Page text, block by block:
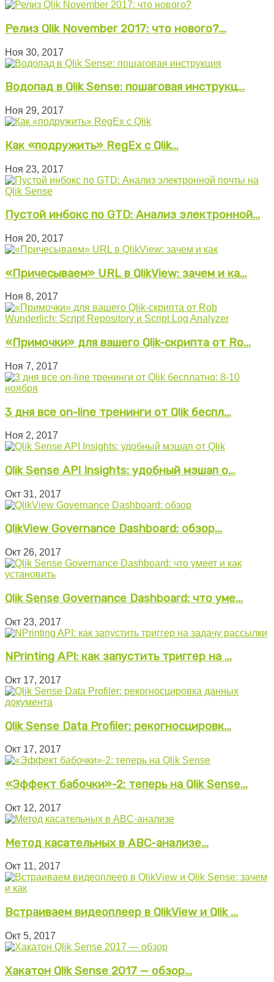
Релиз Qlik November 2017: что нового?...
Ноя 30, 2017
Водопад в Qlik Sense: пошаговая инструкц...
Ноя 29, 2017
Как «подружить» RegEx с Qlik...
Ноя 23, 2017
Пустой инбокс по GTD: Анализ электронной...
Ноя 20, 2017
«Причесываем» URL в QlikView: зачем и ка...
Ноя 8, 2017
«Примочки» для вашего Qlik-скрипта от Ro...
Ноя 7, 2017
3 дня все on-line тренинги от Qlik беспл...
Ноя 2, 2017
Qlik Sense API Insights: удобный мэшап о...
Окт 31, 2017
QlikView Governance Dashboard: обзор...
Окт 26, 2017
Qlik Sense Governance Dashboard: что уме...
Окт 23, 2017
NPrinting API: как запустить триггер на ...
Окт 17, 2017
Qlik Sense Data Profiler: рекогносцировк...
Окт 17, 2017
«Эффект бабочки»-2: теперь на Qlik Sense...
Окт 12, 2017
Метод касательных в ABC-анализе...
Окт 11, 2017
Встраиваем видеоплеер в QlikView и Qlik ...
Окт 5, 2017
Хакатон Qlik Sense 2017 — обзор...